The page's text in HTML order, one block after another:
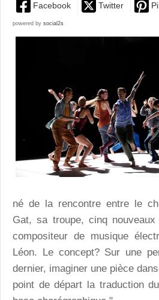
Facebook Twitter
powered by social2s
né de la rencontre entre le
Gat, sa troupe, cinq
compositeur de musique
Léon. Le concept? Sur une
dernier, imaginer une pièce
point de départ la traduction